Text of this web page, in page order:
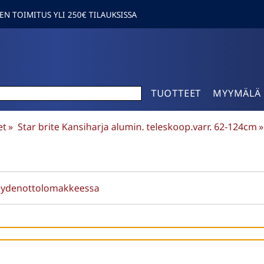
TOIMITUS YLI 250€ TILAUKSISSA
TUOTTEET MYYMÄLÄ
‪» Star brite Kansiharja alumin. teleskoop.varr. 62-124cm‪»